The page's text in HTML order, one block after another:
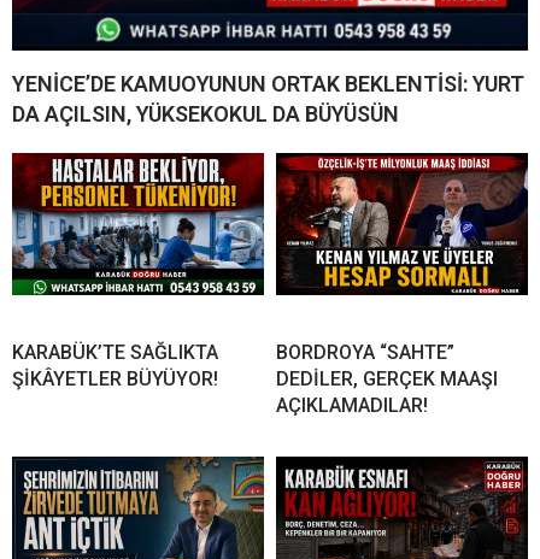
YENİCE’DE KAMUOYUNUN ORTAK BEKLENTİSİ: YURT
DA AÇILSIN, YÜKSEKOKUL DA BÜYÜSÜN
KARABÜK’TE SAĞLIKTA
ŞİKÂYETLER BÜYÜYOR!
BORDROYA “SAHTE”
DEDİLER, GERÇEK MAAŞI
AÇIKLAMADILAR!